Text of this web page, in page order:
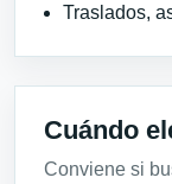
Traslados,
Cuándo
Conviene si